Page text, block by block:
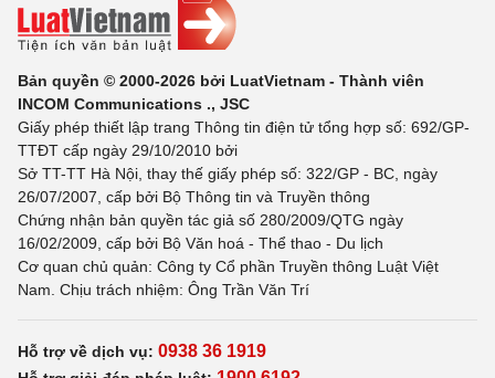
Bản quyền © 2000-2026 bởi LuatVietnam - Thành viên
INCOM Communications ., JSC
Giấy phép thiết lập trang Thông tin điện tử tổng hợp số: 692/GP-
TTĐT cấp ngày 29/10/2010 bởi
Sở TT-TT Hà Nội, thay thế giấy phép số: 322/GP - BC, ngày
26/07/2007, cấp bởi Bộ Thông tin và Truyền thông
Chứng nhận bản quyền tác giả số 280/2009/QTG ngày
16/02/2009, cấp bởi Bộ Văn hoá - Thể thao - Du lịch
Cơ quan chủ quản: Công ty Cổ phần Truyền thông Luật Việt
Nam. Chịu trách nhiệm: Ông Trần Văn Trí
Hỗ trợ về dịch vụ: 0938 36 1919